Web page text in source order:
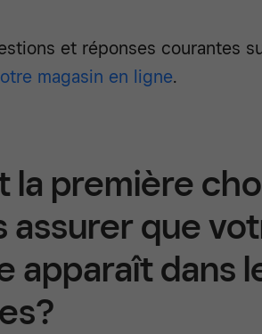
et réponses courantes
magasin en ligne.
la première
assurer que
apparaît dans